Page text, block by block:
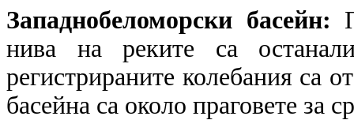
Западнобеломорски басейн:
нива на реките са
регистрираните колебания са
басейна са около праговете за